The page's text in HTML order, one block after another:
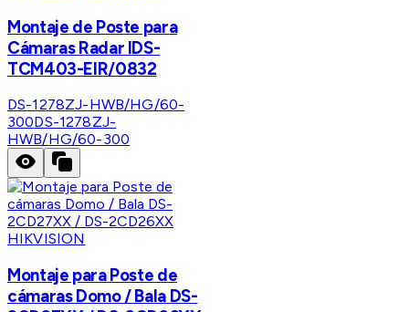
Montaje de Poste para
Cámaras Radar IDS-
TCM403-EIR/0832
DS-1278ZJ-HWB/HG/60-
300DS-1278ZJ-
HWB/HG/60-300
HIKVISION
Montaje para Poste de
cámaras Domo / Bala DS-